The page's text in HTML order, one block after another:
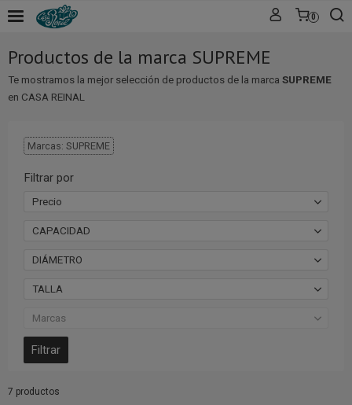
0
Productos de la marca SUPREME
Te mostramos la mejor selección de productos de la marca SUPREME
en CASA REINAL
Marcas: SUPREME
Filtrar por
Precio
CAPACIDAD
DIÁMETRO
TALLA
Marcas
7 productos